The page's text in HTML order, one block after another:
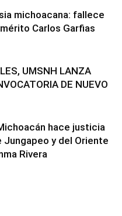
michoacana: fallece
Carlos Garfias
UMSNH LANZA
DE NUEVO
hace justicia
Jungapeo y del Oriente
Rivera